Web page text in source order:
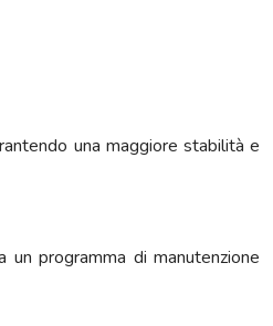
una maggiore stabilità e
programma di manutenzione